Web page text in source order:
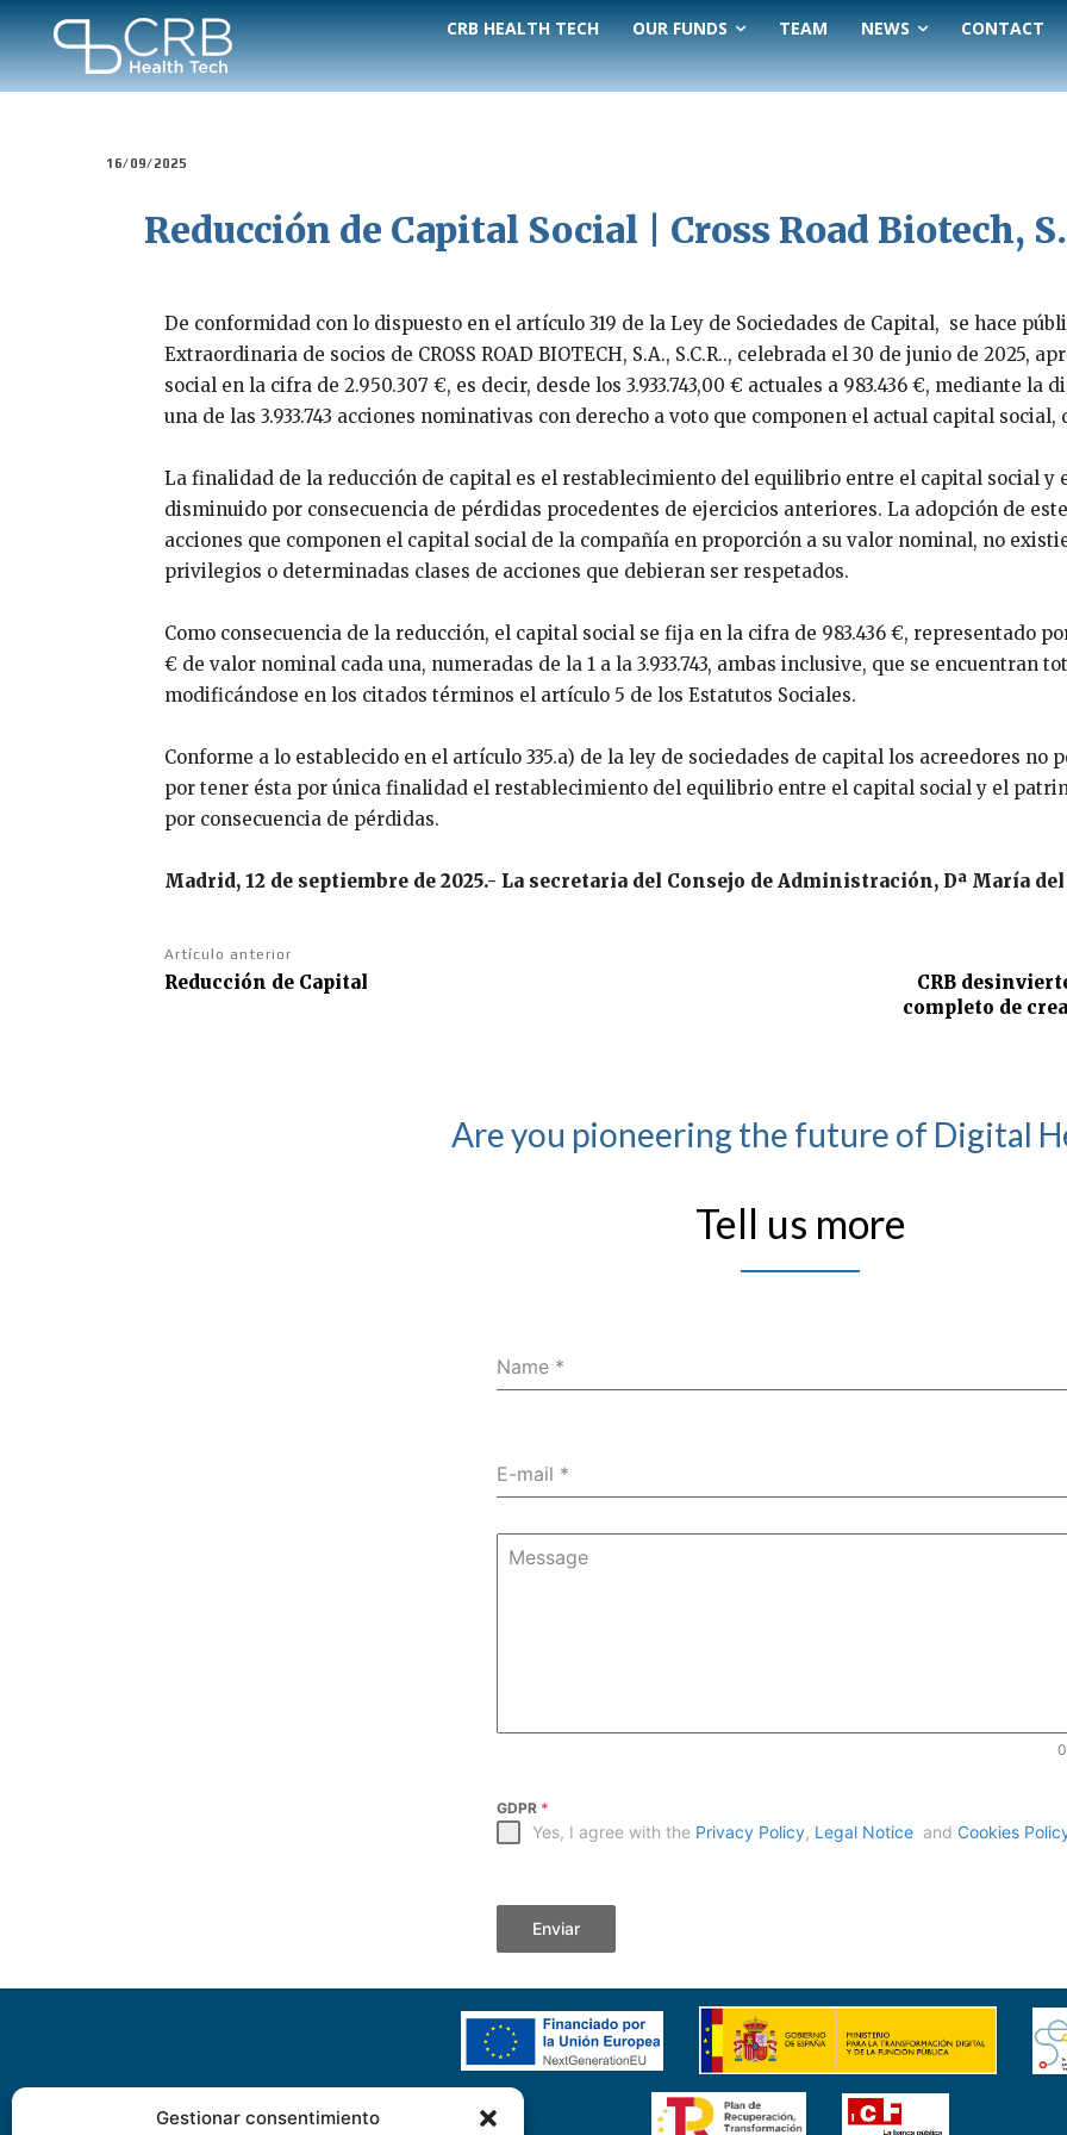
Gestionar consentimiento
CRB HEALTH TECH OUR FUNDS TEAM NEWS CONTACT
16/09/2025
Reducción de Capital Social | Cross Road Biotech,
De conformidad con lo dispuesto en el artículo 319 de la Ley de Sociedades de Capital, se hace
Extraordinaria de socios de CROSS ROAD BIOTECH, S.A., S.C.R.., celebrada el 30 de junio de
social en la cifra de 2.950.307 €, es decir, desde los 3.933.743,00 € actuales a 983.436 €, mediante
una de las 3.933.743 acciones nominativas con derecho a voto que componen el actual capital
La finalidad de la reducción de capital es el restablecimiento del equilibrio entre el capital social y
disminuido por consecuencia de pérdidas procedentes de ejercicios anteriores. La adopción de
acciones que componen el capital social de la compañía en proporción a su valor nominal, no
privilegios o determinadas clases de acciones que debieran ser respetados.
Como consecuencia de la reducción, el capital social se fija en la cifra de 983.436 €, representado
€ de valor nominal cada una, numeradas de la 1 a la 3.933.743, ambas inclusive, que se encuentran
modificándose en los citados términos el artículo 5 de los Estatutos Sociales.
Conforme a lo establecido en el artículo 335.a) de la ley de sociedades de capital los acreedores no
por tener ésta por única finalidad el restablecimiento del equilibrio entre el capital social y el
por consecuencia de pérdidas.
Madrid, 12 de septiembre de 2025.- La secretaria del Consejo de Administración, Dª María
Artículo anterior
Reducción de Capital
CRB
completo de
Are you pioneering the future of Digital
Tell us more
Name *
E-mail *
Message
GDPR *
Yes, I agree with the Privacy Policy, Legal Notice and Cookies
Enviar